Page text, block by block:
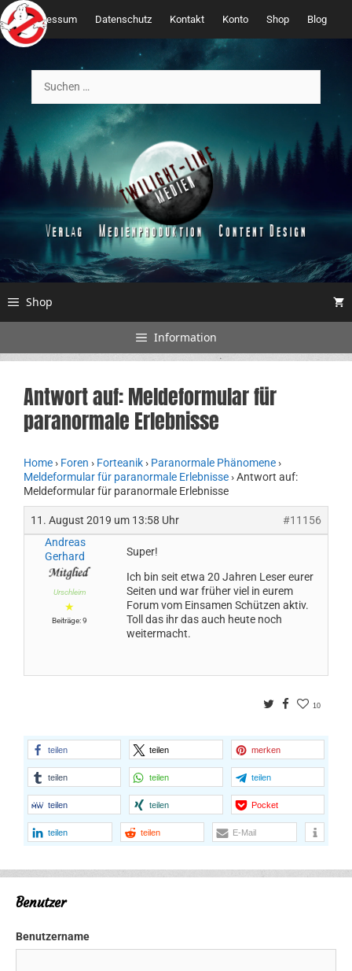
Zum
Inhalt
springen
Impressum Datenschutz Kontakt Konto Shop Blog
nach:
Shop
Information
Antwort auf: Meldeformular für
paranormale Erlebnisse
Home› Foren › Forteanik› Paranormale Phänomene›
Meldeformular für paranormale Erlebnisse›Antwort auf:
Meldeformular für paranormale Erlebnisse
11. August 2019 um 13:58 Uhr
#11156
Andreas
Gerhard
Urschleim
★
Beiträge: 9
Super!
Ich bin seit etwa 20 Jahren Leser eurer
Seiten und war früher viel in eurem
Forum vom Einsamen Schützen aktiv.
Toll das ihr das auch heute noch
weitermacht.
TwitterFacebook
10
teilen teilen merken
teilen teilen teilen
teilen teilen Pocket
teilen teilen E-Mail
Benutzer
Benutzername